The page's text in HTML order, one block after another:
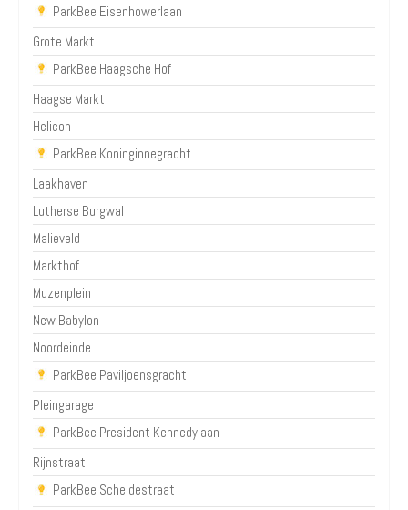
ParkBee Eisenhowerlaan
Grote Markt
ParkBee Haagsche Hof
Haagse Markt
Helicon
ParkBee Koninginnegracht
Laakhaven
Lutherse Burgwal
Malieveld
Markthof
Muzenplein
New Babylon
Noordeinde
ParkBee Paviljoensgracht
Pleingarage
ParkBee President Kennedylaan
Rijnstraat
ParkBee Scheldestraat